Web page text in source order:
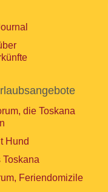
die Toskana
Hund
Toskana
Feriendomizile